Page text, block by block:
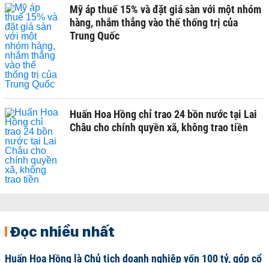
Mỹ áp thuế 15% và đặt giá sàn với một nhóm
hàng, nhắm thẳng vào thế thống trị của
Trung Quốc
Huấn Hoa Hồng chỉ trao 24 bồn nước tại Lai
Châu cho chính quyền xã, không trao tiền
Đọc nhiều nhất
Huấn Hoa Hồng là Chủ tịch doanh nghiệp vốn 100 tỷ, góp cổ